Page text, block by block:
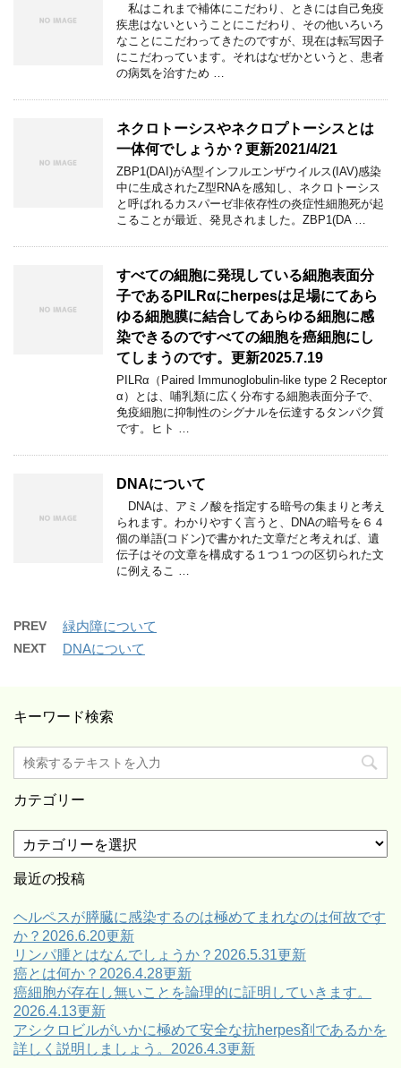
私はこれまで補体にこだわり、ときには自己免疫
疾患はないということにこだわり、その他いろいろ
なことにこだわってきたのですが、現在は転写因子
にこだわっています。それはなぜかというと、患者
の病気を治すため …
ネクロトーシスやネクロプトーシスとは
一体何でしょうか？更新2021/4/21
ZBP1(DAI)がA型インフルエンザウイルス(IAV)感染
中に生成されたZ型RNAを感知し、ネクロトーシス
と呼ばれるカスパーゼ非依存性の炎症性細胞死が起
こることが最近、発見されました。ZBP1(DA …
すべての細胞に発現している細胞表面分
子であるPILRαにherpesは足場にてあら
ゆる細胞膜に結合してあらゆる細胞に感
染できるのですべての細胞を癌細胞にし
てしまうのです。更新2025.7.19
PILRα（Paired Immunoglobulin-like type 2 Receptor
α）とは、哺乳類に広く分布する細胞表面分子で、
免疫細胞に抑制性のシグナルを伝達するタンパク質
です。ヒト …
DNAについて
DNAは、アミノ酸を指定する暗号の集まりと考え
られます。わかりやすく言うと、DNAの暗号を６４
個の単語(コドン)で書かれた文章だと考えれば、遺
伝子はその文章を構成する１つ１つの区切られた文
に例えるこ …
PREV 緑内障について
NEXT DNAについて
キーワード検索
カテゴリー
テ
ゴ
ー
最近の投稿
ヘルペスが膵臓に感染するのは極めてまれなのは何故です
か？2026.6.20更新
リンパ腫とはなんでしょうか？2026.5.31更新
癌とは何か？2026.4.28更新
癌細胞が存在し無いことを論理的に証明していきます。
2026.4.13更新
アシクロビルがいかに極めて安全な抗herpes剤であるかを
詳しく説明しましょう。2026.4.3更新